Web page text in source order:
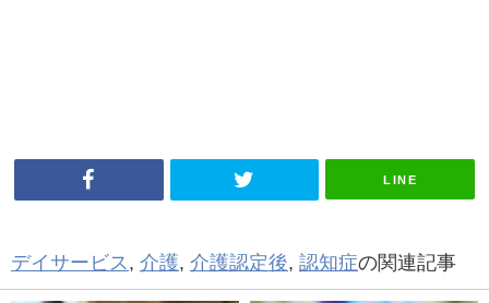
LINE
デイサービス , 介護, 介護認定後, 認知症の関連記事